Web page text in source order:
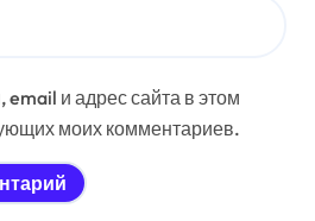
и адрес сайта в этом
моих комментариев.